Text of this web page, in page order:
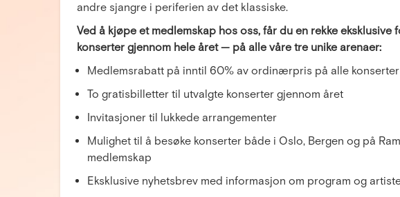
andre sjangre i periferien av det klassiske.
Ved å kjøpe et medlemskap hos oss, får du en rekke eksklusive
konserter gjennom hele året — på alle våre tre unike arenaer:
Medlemsrabatt på inntil 60% av ordinærpris på alle konserter
To gratisbilletter til utvalgte konserter gjennom året
Invitasjoner til lukkede arrangementer
Mulighet til å besøke konserter både i Oslo, Bergen og på
medlemskap
Eksklusive nyhetsbrev med informasjon om program og